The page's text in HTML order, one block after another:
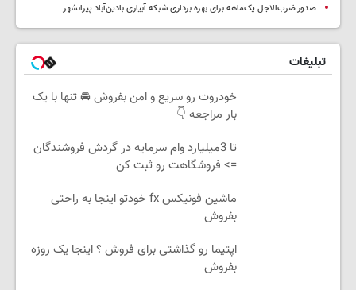
صدور ضرب‌الاجل یک‌ماهه برای بهره برداری شبکه آبیاری بادین‌آباد پیرانشهر
تبلیغات
خودروت رو سریع و امن بفروش 🚘 تنها با یک
بار مراجعه 👇
تا 3میلیارد وام سرمایه در گردش فروشندگان
=> فروشگاهت رو ثبت کن
ماشین فونیکس fx خودتو اینجا به راحتی
بفروش
اپتیما رو گذاشتی برای فروش ؟ اینجا یک روزه
بفروش